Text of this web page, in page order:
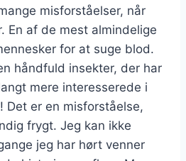
misforståelser, når
En af de mest almindelige
for at suge blod.
håndfuld insekter, der har
mere interesserede i
Det er en misforståelse,
frygt. Jeg kan ikke
jeg har hørt venner